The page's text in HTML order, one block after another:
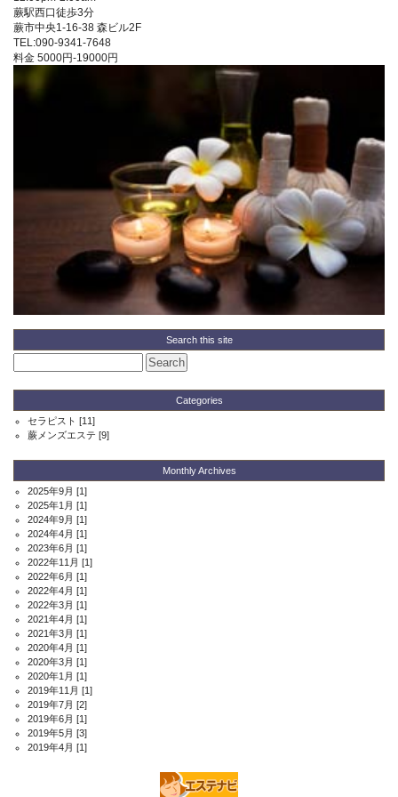
蕨駅西口徒歩3分
蕨市中央1-16-38 森ビル2F
TEL:090-9341-7648
料金 5000円-19000円
Search this site
Categories
セラピスト [11]
蕨メンズエステ [9]
Monthly Archives
2025年9月 [1]
2025年1月 [1]
2024年9月 [1]
2024年4月 [1]
2023年6月 [1]
2022年11月 [1]
2022年6月 [1]
2022年4月 [1]
2022年3月 [1]
2021年4月 [1]
2021年3月 [1]
2020年4月 [1]
2020年3月 [1]
2020年1月 [1]
2019年11月 [1]
2019年7月 [2]
2019年6月 [1]
2019年5月 [3]
2019年4月 [1]